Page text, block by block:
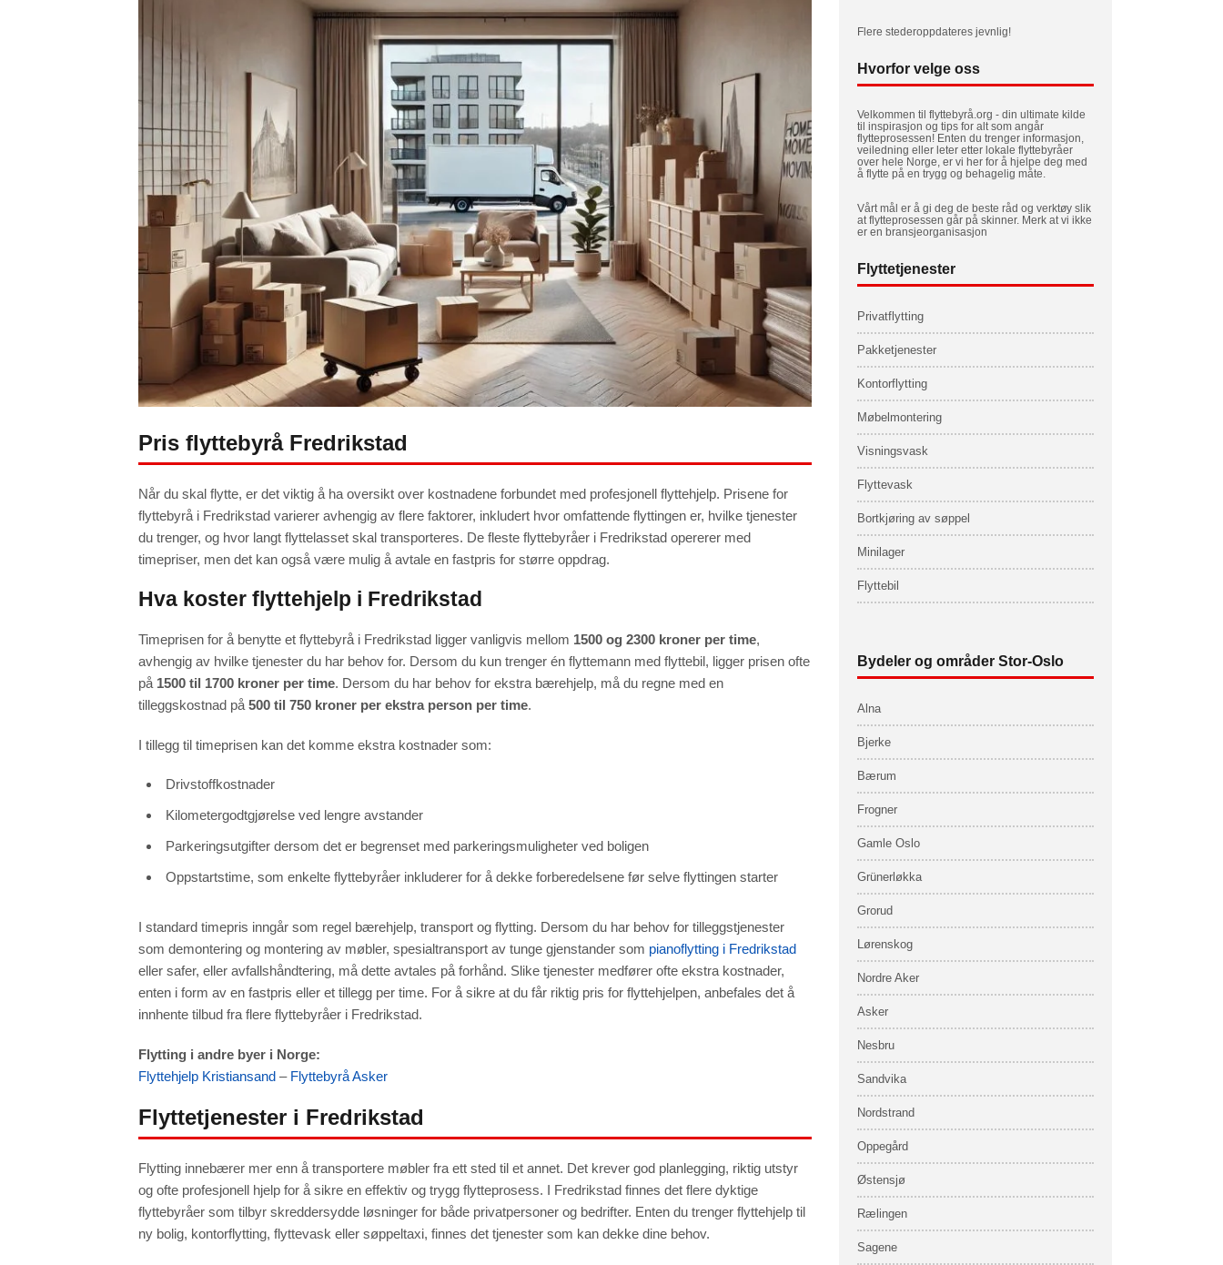
Pris flyttebyrå Fredrikstad
Når du skal flytte, er det viktig å ha oversikt over kostnadene forbundet med profesjonell flyttehjelp. Prisene for
flyttebyrå i Fredrikstad varierer avhengig av flere faktorer, inkludert hvor omfattende flyttingen er, hvilke tjenester
du trenger, og hvor langt flyttelasset skal transporteres. De fleste flyttebyråer i Fredrikstad opererer med
timepriser, men det kan også være mulig å avtale en fastpris for større oppdrag.
Hva koster flyttehjelp i Fredrikstad
Timeprisen for å benytte et flyttebyrå i Fredrikstad ligger vanligvis mellom 1500 og 2300 kroner per time,
avhengig av hvilke tjenester du har behov for. Dersom du kun trenger én flyttemann med flyttebil, ligger prisen ofte
på 1500 til 1700 kroner per time. Dersom du har behov for ekstra bærehjelp, må du regne med en
tilleggskostnad på 500 til 750 kroner per ekstra person per time.
I tillegg til timeprisen kan det komme ekstra kostnader som:
Drivstoffkostnader
Kilometergodtgjørelse ved lengre avstander
Parkeringsutgifter dersom det er begrenset med parkeringsmuligheter ved boligen
Oppstartstime, som enkelte flyttebyråer inkluderer for å dekke forberedelsene før selve flyttingen starter
I standard timepris inngår som regel bærehjelp, transport og flytting. Dersom du har behov for tilleggstjenester
som demontering og montering av møbler, spesialtransport av tunge gjenstander som pianoflytting i Fredrikstad
eller safer, eller avfallshåndtering, må dette avtales på forhånd. Slike tjenester medfører ofte ekstra kostnader,
enten i form av en fastpris eller et tillegg per time. For å sikre at du får riktig pris for flyttehjelpen, anbefales det å
innhente tilbud fra flere flyttebyråer i Fredrikstad.
Flytting i andre byer i Norge:
Flyttehjelp Kristiansand – Flyttebyrå Asker
Flyttetjenester i Fredrikstad
Flytting innebærer mer enn å transportere møbler fra ett sted til et annet. Det krever god planlegging, riktig utstyr
og ofte profesjonell hjelp for å sikre en effektiv og trygg flytteprosess. I Fredrikstad finnes det flere dyktige
flyttebyråer som tilbyr skreddersydde løsninger for både privatpersoner og bedrifter. Enten du trenger flyttehjelp til
ny bolig, kontorflytting, flyttevask eller søppeltaxi, finnes det tjenester som kan dekke dine behov.
Flere stederoppdateres jevnlig!
Hvorfor velge oss
Velkommen til flyttebyrå.org - din ultimate kilde
til inspirasjon og tips for alt som angår
flytteprosessen! Enten du trenger informasjon,
veiledning eller leter etter lokale flyttebyråer
over hele Norge, er vi her for å hjelpe deg med
å flytte på en trygg og behagelig måte.
Vårt mål er å gi deg de beste råd og verktøy slik
at flytteprosessen går på skinner. Merk at vi ikke
er en bransjeorganisasjon
Flyttetjenester
Privatflytting
Pakketjenester
Kontorflytting
Møbelmontering
Visningsvask
Flyttevask
Bortkjøring av søppel
Minilager
Flyttebil
Bydeler og områder Stor-Oslo
Alna
Bjerke
Bærum
Frogner
Gamle Oslo
Grünerløkka
Grorud
Lørenskog
Nordre Aker
Asker
Nesbru
Sandvika
Nordstrand
Oppegård
Østensjø
Rælingen
Sagene